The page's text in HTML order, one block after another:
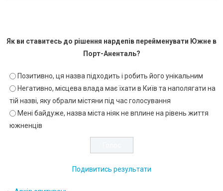
Як ви ставитесь до рішення нардепів перейменувати Южне в
Порт-Аненталь?
Позитивно, ця назва підходить і робить його унікальним
Негативно, місцева влада має їхати в Київ та наполягати на
тій назві, яку обрали містяни під час голосування
Мені байдуже, назва міста ніяк не вплине на рівень життя
южненців
Подивитись результати